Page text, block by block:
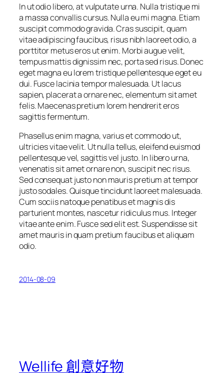
In ut odio libero, at vulputate urna. Nulla tristique mi
a massa convallis cursus. Nulla eu mi magna. Etiam
suscipit commodo gravida. Cras suscipit, quam
vitae adipiscing faucibus, risus nibh laoreet odio, a
porttitor metus eros ut enim. Morbi augue velit,
tempus mattis dignissim nec, porta sed risus. Donec
eget magna eu lorem tristique pellentesque eget eu
dui. Fusce lacinia tempor malesuada. Ut lacus
sapien, placerat a ornare nec, elementum sit amet
felis. Maecenas pretium lorem hendrerit eros
sagittis fermentum.
Phasellus enim magna, varius et commodo ut,
ultricies vitae velit. Ut nulla tellus, eleifend euismod
pellentesque vel, sagittis vel justo. In libero urna,
venenatis sit amet ornare non, suscipit nec risus.
Sed consequat justo non mauris pretium at tempor
justo sodales. Quisque tincidunt laoreet malesuada.
Cum sociis natoque penatibus et magnis dis
parturient montes, nascetur ridiculus mus. Integer
vitae ante enim. Fusce sed elit est. Suspendisse sit
amet mauris in quam pretium faucibus et aliquam
odio.
2014-08-09
Wellife 創意好物